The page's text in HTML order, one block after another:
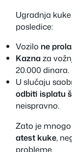
Ugradnja
posledice:
Vozilo ne
Kaznaza
20.000 dinara.
U slučaju
odbiti isplatu
neispravno.
Zato je
atest kuke,
probleme.